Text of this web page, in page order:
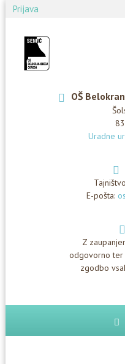
Prijava
OŠ
Uradne
E-pošta:
Z
odgovorno ter
zgodbo